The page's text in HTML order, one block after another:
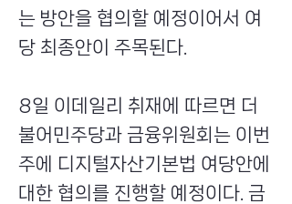
는 방안을 협의할 예정이어서 여
당 최종안이 주목된다.
8일 이데일리 취재에 따르면 더
불어민주당과 금융위원회는 이번
주에 디지털자산기본법 여당안에
대한 협의를 진행할 예정이다. 금